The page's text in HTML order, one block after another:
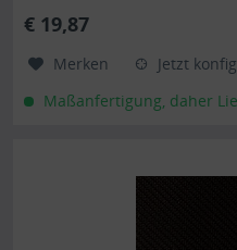
€ 19,87
Merken
Jetzt
Maßanfertigung, daher